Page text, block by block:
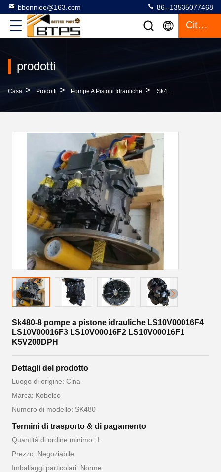
bbonniee@163.com 86--13535077468
Citazione
prodotti
Casa > Prodotti > Pompe A Pistoni Idrauliche > Sk480-8 Pompe A Pistone Idrauliche LS10V00016F4 LS10V00016F3 LS10V00016F2 LS10V00016F1 K5V200DPH
Sk480-8 pompe a pistone idrauliche LS10V00016F4
LS10V00016F3 LS10V00016F2 LS10V00016F1
K5V200DPH
Dettagli del prodotto
Luogo di origine: Cina
Marca: Kobelco
Numero di modello: SK480
Termini di trasporto & di pagamento
Quantità di ordine minimo: 1
Prezzo: Negoziabile
Imballaggi particolari: Norme